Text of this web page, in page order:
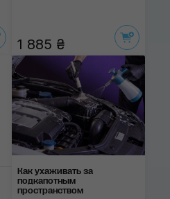
1 885 ₴
Как ухаживать за
подкапотным
пространством